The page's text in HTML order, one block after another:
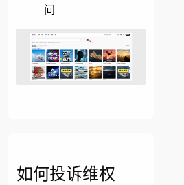
间
如何投诉维权